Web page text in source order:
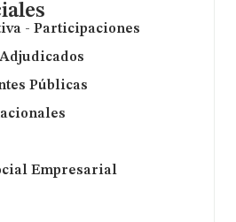
- Participaciones
Públicas
Empresarial